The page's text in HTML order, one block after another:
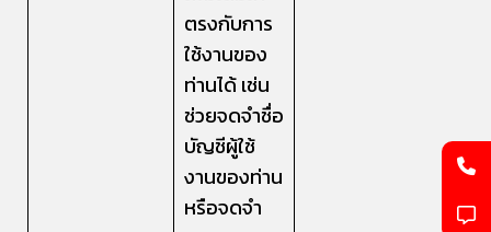
ตรงกับการ
ใช้งานของ
ท่านได้ เช่น
ช่วยจดจำชื่อ
บัญชีผู้ใช้
งานของท่าน
หรือจดจำ